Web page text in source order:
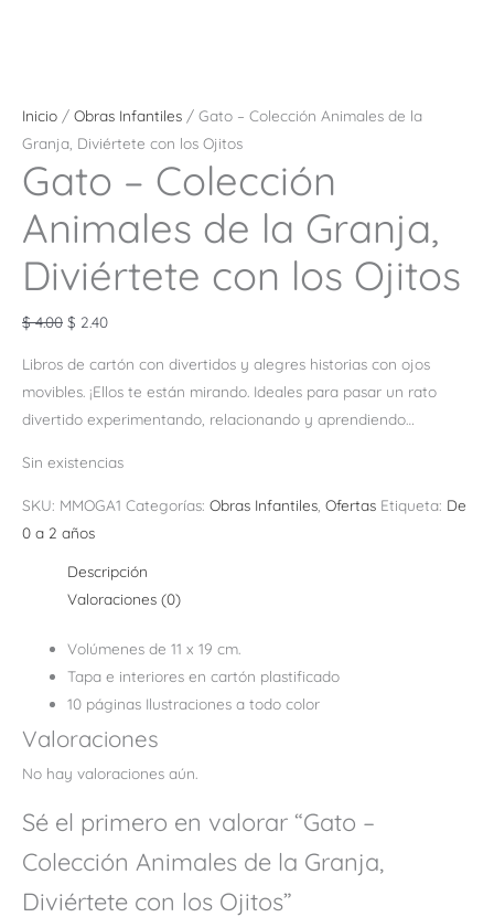
Inicio / Obras Infantiles / Gato – Colección Animales de la
Granja, Diviértete con los Ojitos
Gato – Colección
Animales de la Granja,
Diviértete con los Ojitos
$4.00 $ 2.40
Libros de cartón con divertidos y alegres historias con ojos
movibles. ¡Ellos te están mirando. Ideales para pasar un rato
divertido experimentando, relacionando y aprendiendo…
Sin existencias
SKU: MMOGA1 Categorías: Obras Infantiles Ofertas Etiqueta: De
0 a 2 años
Descripción
Valoraciones (0)
Volúmenes de 11 x 19 cm.
Tapa e interiores en cartón plastificado
10 páginas Ilustraciones a todo color
Valoraciones
No hay valoraciones aún.
Sé el primero en valorar “Gato –
Colección Animales de la Granja,
Diviértete con los Ojitos”